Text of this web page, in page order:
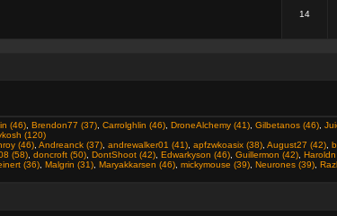
14
(46) Brendon77 (37) Carrolghlin (46) DroneAlchemy (41) Gilbetanos (46)
(120)
(46) Andreanck (37) andrewalker01 (41) apfzwkoasix (38) August27 (42)
(58) doncroft (50) DontShoot (42) Edwarkyson (46) Guillermon (42)
(36) Malgrin (31) Maryakkarsen (46) mickymouse (39) Neurones (39)